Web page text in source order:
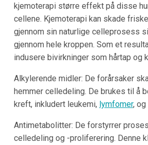
kjemoterapi større effekt på disse
cellene. Kjemoterapi kan skade
gjennom sin naturlige celleprosess
gjennom hele kroppen. Som et
indusere bivirkninger som hårtap og
Alkylerende midler: De forårsaker
hemmer celledeling. De brukes til å
kreft, inkludert leukemi, lymfomer, og
Antimetabolitter: De forstyrrer
celledeling og -proliferering. Denne